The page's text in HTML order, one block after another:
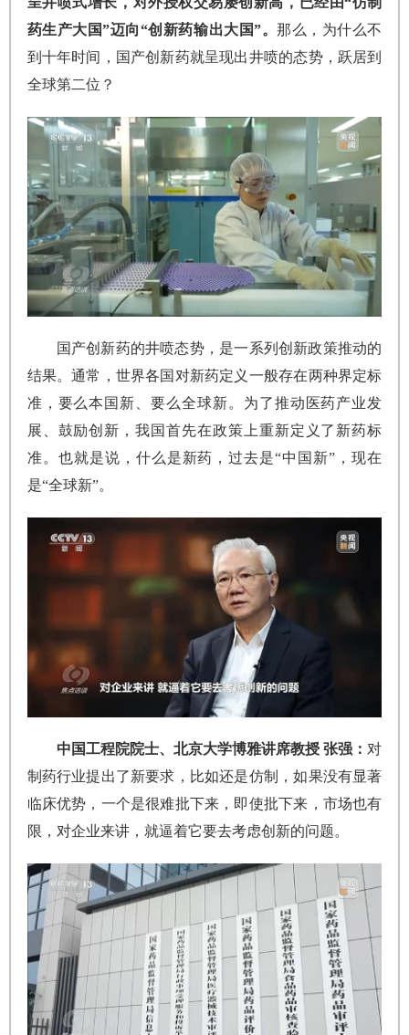
药生产大国”迈向“创新药输出大国”。那么，为什么不
到十年时间，国产创新药就呈现出井喷的态势，跃居到
全球第二位？
国产创新药的井喷态势，是一系列创新政策推动的
结果。通常，世界各国对新药定义一般存在两种界定标
准，要么本国新、要么全球新。为了推动医药产业发
展、鼓励创新，我国首先在政策上重新定义了新药标
准。也就是说，什么是新药，过去是“中国新”，现在
是“全球新”。
中国工程院院士、北京大学博雅讲席教授 张强： 对
制药行业提出了新要求，比如还是仿制，如果没有显著
临床优势，一个是很难批下来，即使批下来，市场也有
限，对企业来讲，就逼着它要去考虑创新的问题。